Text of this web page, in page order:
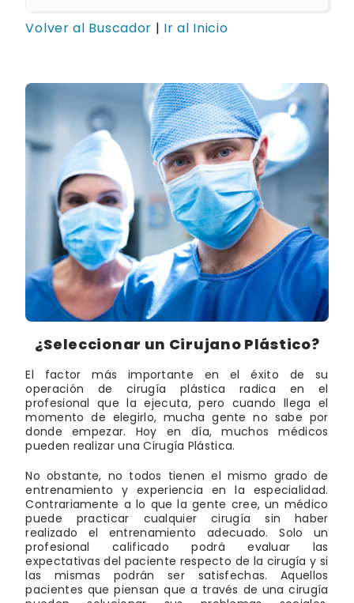
Volver al Buscador | Ir al Inicio
¿Seleccionar un Cirujano Plástico?
El factor más importante en el éxito de su
operación de cirugía plástica radica en el
profesional que la ejecuta, pero cuando llega el
momento de elegirlo, mucha gente no sabe por
donde empezar. Hoy en día, muchos médicos
pueden realizar una Cirugía Plástica.
No obstante, no todos tienen el mismo grado de
entrenamiento y experiencia en la especialidad.
Contrariamente a lo que la gente cree, un médico
puede practicar cualquier cirugía sin haber
realizado el entrenamiento adecuado. Solo un
profesional calificado podrá evaluar las
expectativas del paciente respecto de la cirugía y si
las mismas podrán ser satisfechas. Aquellos
pacientes que piensan que a través de una cirugía